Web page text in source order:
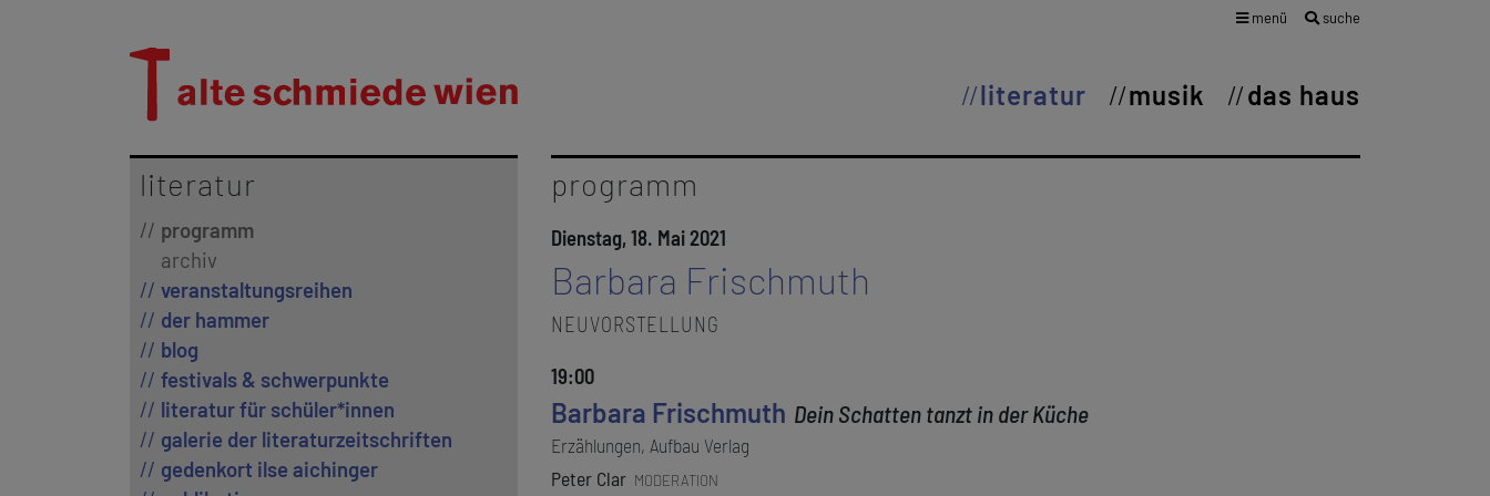
menü suche
literatur musik das haus
literatur
programm
archiv
veranstaltungsreihen
der hammer
blog
festivals & schwerpunkte
literatur für schüler*innen
galerie der literaturzeitschriften
gedenkort ilse aichinger
programm
Dienstag, 18. Mai 2021
Barbara Frischmuth
NEUVORSTELLUNG
19:00
Barbara Frischmuth Dein Schatten tanzt in der Küche
Erzählungen, Aufbau Verlag
Peter Clar MODERATION